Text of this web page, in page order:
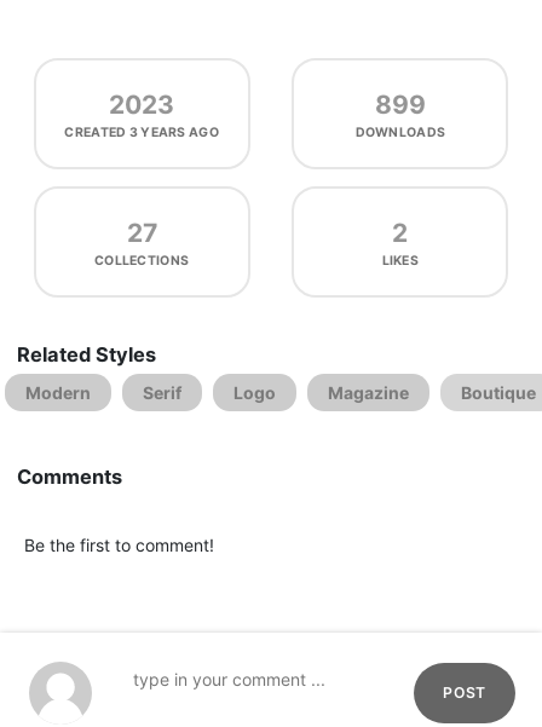
2023
CREATED 3 YEARS AGO
899
DOWNLOADS
27
COLLECTIONS
2
LIKES
Related Styles
Modern Serif Logo Magazine Boutique
Comments
Be the first to comment!
POST